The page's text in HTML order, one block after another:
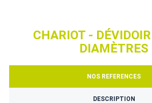
CHARIOT -
DIAMÈTRES
NOS REFERENCES
DESCRIPTION